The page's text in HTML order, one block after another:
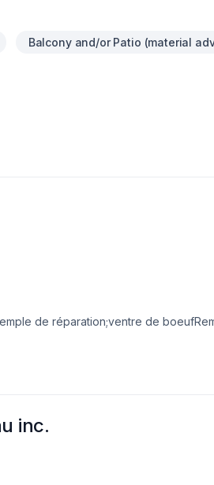
Balcony and/or Patio (material
de réparation;ventre de
inc.